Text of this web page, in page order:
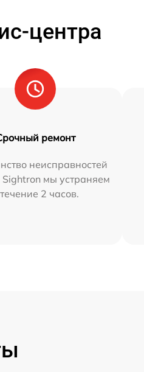
центра
ремонт
неисправностей
Sightron мы устраняем
2 часов.